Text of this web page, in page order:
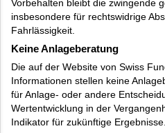
Vorbehalten bleibt die zwingende
insbesondere für rechtswidrige
Fahrlässigkeit.
Keine Anlageberatung
Die auf der Website von Swiss
Informationen stellen keine
für Anlage- oder andere
Wertentwicklung in der
Indikator für zukünftige Ergebnisse.